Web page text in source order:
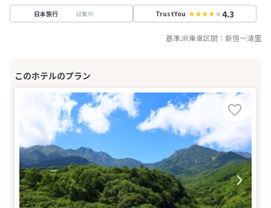
日本旅行 収集中 TrustYou 4.3
基準JR乗車区間： 新宿～清里